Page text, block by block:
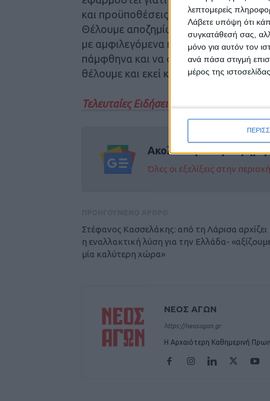
λεπτομερείς
Λάβετε υπόψη ότι
συγκατάθεσή σας,
μόνο για αυτόν τον
ανά πάσα στιγμή
μέρος της ιστοσελίδας.
και προϋποθέσεις η Ελλάδα να
Θέλουμε αποζημίωση για τα προϊόντα
με αμφιλεγόμενα προϊόντα που
πάμφθηνα και να φτάνουν σε εσάς
θέλουμε και εκεί κάποιες λύσεις»,
Τελευταίες Ειδήσεις Σήμερα
Ακολούθησε την
Όλες οι εξελίξεις στην
Στέφανος Κασσελάκης: από τη Λάρισα αρχίζει
η εναλλακτική λύση για την Ελλάδα-
μία καλύτερη χώρα»
ΝΕΟΣ ΑΓΩΝ
https://neosagon.gr
Η Αρχαιότερη Καθημερινή